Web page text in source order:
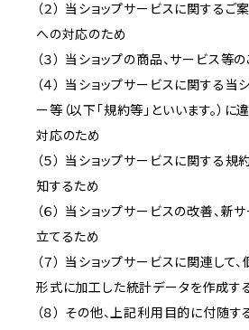
（２） 当ショップサービスに関するご
への対応のため
（３） 当ショップの商品、サービス等
（４） 当ショップサービスに関する当
ー等（以下「規約等」といいます。）
対応のため
（５） 当ショップサービスに関する
知するため
（６） 当ショップサービスの改善、
立てるため
（７） 当ショップサービスに関連して
形式に加工した統計データを作成す
（８） その他、上記利用目的に付随